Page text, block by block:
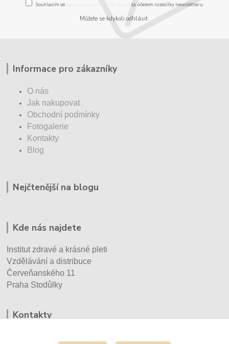
Souhlasím se za účelem rozesílky newsletteru.
Můžete se kdykoli odhlásit.
Informace pro zákazníky
O nás
Jak nakupovat
Obchodní podmínky
Fotogalerie
Kontakty
Blog
Nejčtenější na blogu
Kde nás najdete
Institut zdravé a krásné pleti
Vzdělávání a distribuce
Červeňanského 11
Praha Stodůlky
Kontakty